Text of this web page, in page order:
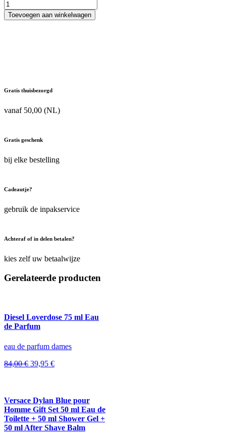
Montblanc
Legend
Eau
Toevoegen aan winkelwagen
Gratis thuisbezorgd
vanaf 50,00 (NL)
Gratis geschenk
bij elke bestelling
Cadeautje?
gebruik de inpakservice
Achteraf of in delen betalen?
kies zelf uw betaalwijze
Gerelateerde producten
Diesel Loverdose 75 ml Eau
de Parfum
eau de parfum dames
84,00€ Oorspronkelijke
39,95 €Huidige
Versace Dylan Blue pour
Homme Gift Set 50 ml Eau de
Toilette + 50 ml Shower Gel +
50 ml After Shave Balm